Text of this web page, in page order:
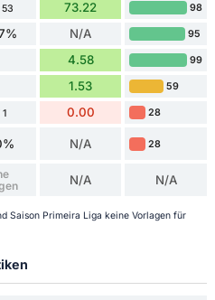
73.22 98
N/A 95
4.58 99
1.53 59
0.00 28
N/A 28
N/A N/A
Saison Primeira Liga keine Vorlagen für